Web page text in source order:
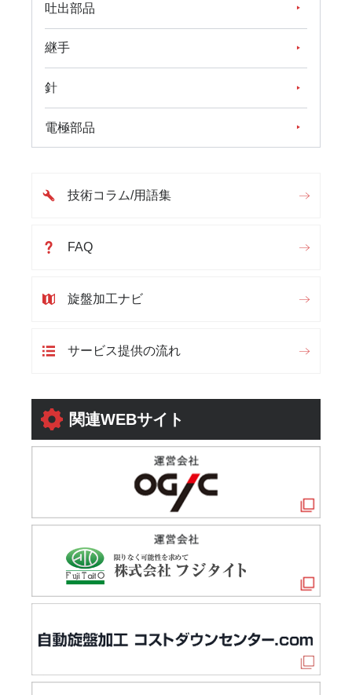
吐出部品
継手
針
電極部品
技術コラム/用語集
FAQ
旋盤加工ナビ
サービス提供の流れ
関連WEBサイト